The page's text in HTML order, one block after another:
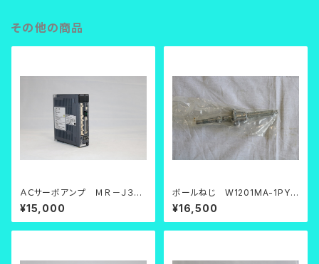
その他の商品
ＡＣサーボアンプ ＭＲ－Ｊ３－
１０Ａ【中古品】
¥15,000
ボールねじ W1201MA-1PY-
C3Z2
¥16,500